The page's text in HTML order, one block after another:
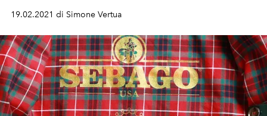
19.02.2021 di Simone Vertua